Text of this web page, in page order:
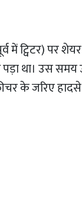
में ट्विटर)
था। उस समय
के जरिए